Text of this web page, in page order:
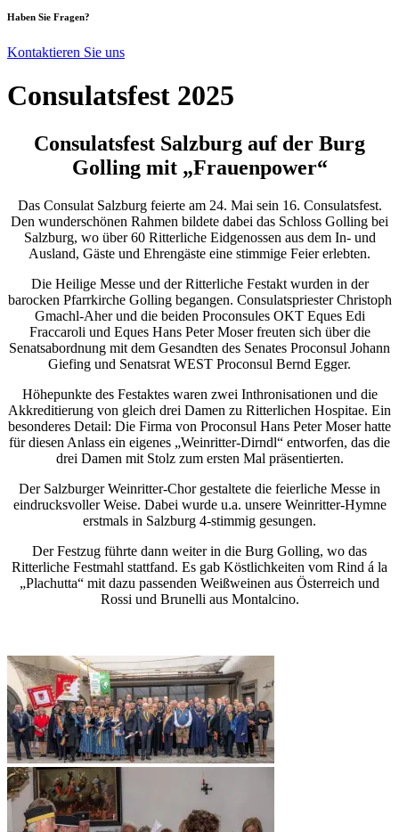
Haben Sie Fragen?
Kontaktieren Sie uns
Consulatsfest 2025
Consulatsfest Salzburg auf der Burg
Golling mit „Frauenpower“
Das Consulat Salzburg feierte am 24. Mai sein 16. Consulatsfest.
Den wunderschönen Rahmen bildete dabei das Schloss Golling bei
Salzburg, wo über 60 Ritterliche Eidgenossen aus dem In- und
Ausland, Gäste und Ehrengäste eine stimmige Feier erlebten.
Die Heilige Messe und der Ritterliche Festakt wurden in der
barocken Pfarrkirche Golling begangen. Consulatspriester Christoph
Gmachl-Aher und die beiden Proconsules OKT Eques Edi
Fraccaroli und Eques Hans Peter Moser freuten sich über die
Senatsabordnung mit dem Gesandten des Senates Proconsul Johann
Giefing und Senatsrat WEST Proconsul Bernd Egger.
Höhepunkte des Festaktes waren zwei Inthronisationen und die
Akkreditierung von gleich drei Damen zu Ritterlichen Hospitae. Ein
besonderes Detail: Die Firma von Proconsul Hans Peter Moser hatte
für diesen Anlass ein eigenes „Weinritter-Dirndl“ entworfen, das die
drei Damen mit Stolz zum ersten Mal präsentierten.
Der Salzburger Weinritter-Chor gestaltete die feierliche Messe in
eindrucksvoller Weise. Dabei wurde u.a. unsere Weinritter-Hymne
erstmals in Salzburg 4-stimmig gesungen.
Der Festzug führte dann weiter in die Burg Golling, wo das
Ritterliche Festmahl stattfand. Es gab Köstlichkeiten vom Rind á la
„Plachutta“ mit dazu passenden Weißweinen aus Österreich und
Rossi und Brunelli aus Montalcino.